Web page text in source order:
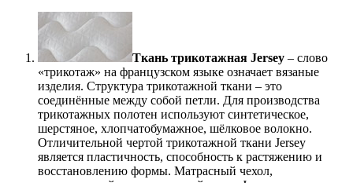
Ткань трикотажная Jersey – слово
«трикотаж» на французском языке означает вязаные
изделия. Структура трикотажной ткани – это
соединённые между собой петли. Для производства
трикотажных полотен используют синтетическое,
шерстяное, хлопчатобумажное, шёлковое волокно.
Отличительной чертой трикотажной ткани Jersey
является пластичность, способность к растяжению и
восстановлению формы. Матрасный чехол,